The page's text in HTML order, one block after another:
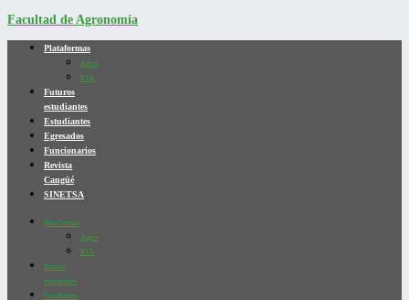
Facultad de Agronomía
Plataformas
Agros
EVA
Futuros
estudiantes
Estudiantes
Egresados
Funcionarios
Revista
Cangüé
SINETSA
Plataformas
Agros
EVA
Futuros
estudiantes
Estudiantes